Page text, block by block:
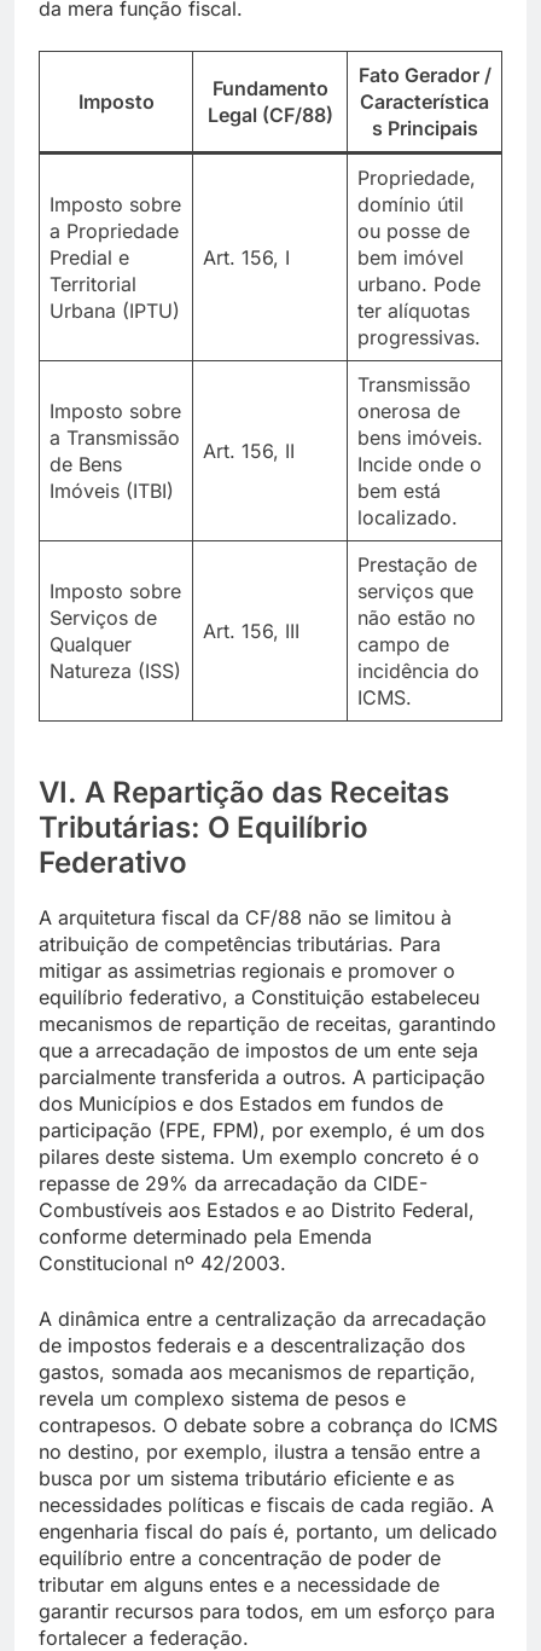
da mera função fiscal.
Imposto
Fundamento
Legal (CF/88)
Fato Gerador /
Característica
s Principais
Imposto sobre
a Propriedade
Predial e
Territorial
Urbana (IPTU)
Art. 156, I
Propriedade,
domínio útil
ou posse de
bem imóvel
urbano. Pode
ter alíquotas
progressivas.
Imposto sobre
a Transmissão
de Bens
Imóveis (ITBI)
Art. 156, II
Transmissão
onerosa de
bens imóveis.
Incide onde o
bem está
localizado.
Imposto sobre
Serviços de
Qualquer
Natureza (ISS)
Art. 156, III
Prestação de
serviços que
não estão no
campo de
incidência do
ICMS.
VI. A Repartição das Receitas
Tributárias: O Equilíbrio
Federativo
A arquitetura fiscal da CF/88 não se limitou à
atribuição de competências tributárias. Para
mitigar as assimetrias regionais e promover o
equilíbrio federativo, a Constituição estabeleceu
mecanismos de repartição de receitas, garantindo
que a arrecadação de impostos de um ente seja
parcialmente transferida a outros. A participação
dos Municípios e dos Estados em fundos de
participação (FPE, FPM), por exemplo, é um dos
pilares deste sistema. Um exemplo concreto é o
repasse de 29% da arrecadação da CIDE-
Combustíveis aos Estados e ao Distrito Federal,
conforme determinado pela Emenda
Constitucional nº 42/2003.
A dinâmica entre a centralização da arrecadação
de impostos federais e a descentralização dos
gastos, somada aos mecanismos de repartição,
revela um complexo sistema de pesos e
contrapesos. O debate sobre a cobrança do ICMS
no destino, por exemplo, ilustra a tensão entre a
busca por um sistema tributário eficiente e as
necessidades políticas e fiscais de cada região. A
engenharia fiscal do país é, portanto, um delicado
equilíbrio entre a concentração de poder de
tributar em alguns entes e a necessidade de
garantir recursos para todos, em um esforço para
fortalecer a federação.